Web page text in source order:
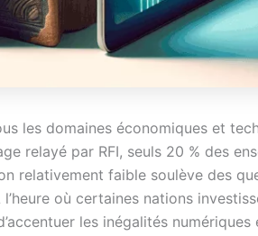
les domaines économiques et
relayé par RFI, seuls 20 % des
relativement faible soulève des
où certaines nations
les inégalités